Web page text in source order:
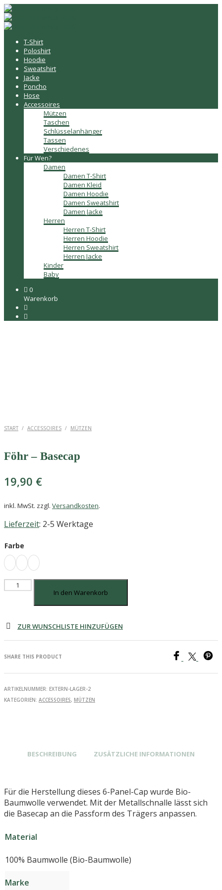
T-Shirt
Poloshirt
Hoodie
Sweatshirt
Jacke
Poncho
Hose
Accessoires
Mützen
Taschen
Schlüsselanhänger
Tassen
Verschiedenes
Für Wen?
Damen
Damen T-Shirt
Damen Kleid
Damen Hoodie
Damen Sweatshirt
Damen Jacke
Herren
Herren T-Shirt
Herren Hoodie
Herren Sweatshirt
Herren Jacke
Kinder
Baby
0
Warenkorb
START / ACCESSOIRES / MÜTZEN
Föhr – Basecap
19,90 €
inkl. MwSt. zzgl. Versandkosten.
Lieferzeit: 2-5 Werktage
Farbe
Föhr
Basecap
In den Warenkorb
ZUR WUNSCHLISTE HINZUFÜGEN
SHARE THIS PRODUCT
ARTIKELNUMMER: EXTERN-LAGER-2
KATEGORIEN: ACCESSOIRES, MÜTZEN
BESCHREIBUNG ZUSÄTZLICHE INFORMATIONEN
Für die Herstellung dieses 6-Panel-Cap wurde Bio-
Baumwolle verwendet. Mit der Metallschnalle lässt sich
die Basecap an die Passform des Trägers anpassen.
Material
100% Baumwolle (Bio-Baumwolle)
Marke